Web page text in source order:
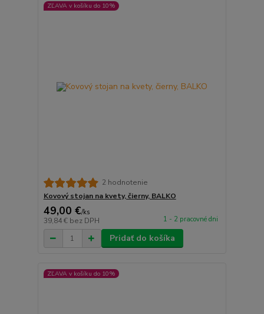
ZĽAVA v košíku do 10%
2 hodnotenie
Kovový stojan na kvety, čierny, BALKO
49,00 €/ks
39,84 € bez DPH 1 - 2 pracovné dni
Pridať do košíka
ZĽAVA v košíku do 10%